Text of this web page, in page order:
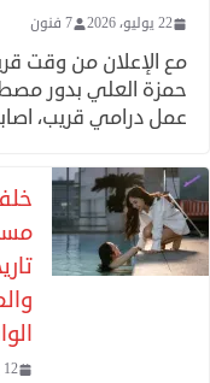
22 يوليو، 2026 7 فنون
مع الإعلان من وقت
حمزة العلي بدور
عمل درامي قريب،
12 يوليو، 2026